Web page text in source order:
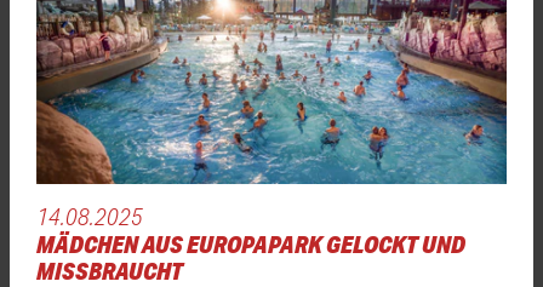
14.08.2025
MÄDCHEN AUS EUROPAPARK GELOCKT UND
MISSBRAUCHT